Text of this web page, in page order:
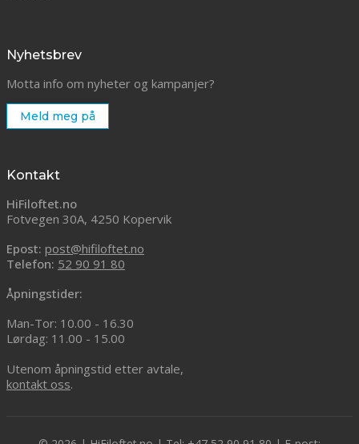
Nyhetsbrev
Motta info om nyheter og kampanjer?
Meld meg på
Kontakt
HiFiloftet.no
Fotvegen 30A, 4250 Kopervik
Epost: post@hifiloftet.no
Telefon: 52 90 91 80
Åpningstider:
Man-Tor: 10.00 - 16.30
Lørdag: 11.00 - 15.00
Utenom åpningstid etter avtale,
kontakt oss.